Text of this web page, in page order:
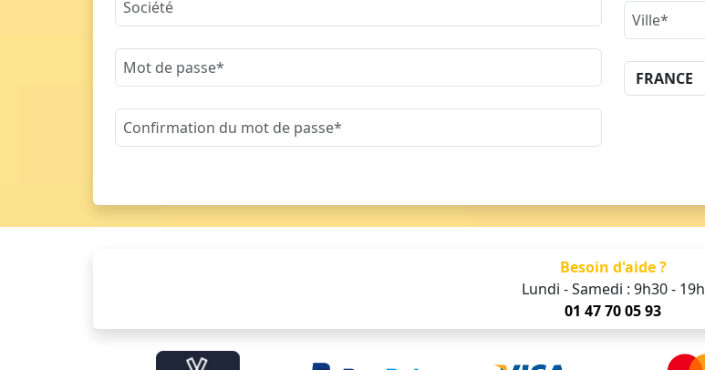
Besoin d'aide ?
Lundi - Samedi : 9h30 - 19h
01 47 70 05 93